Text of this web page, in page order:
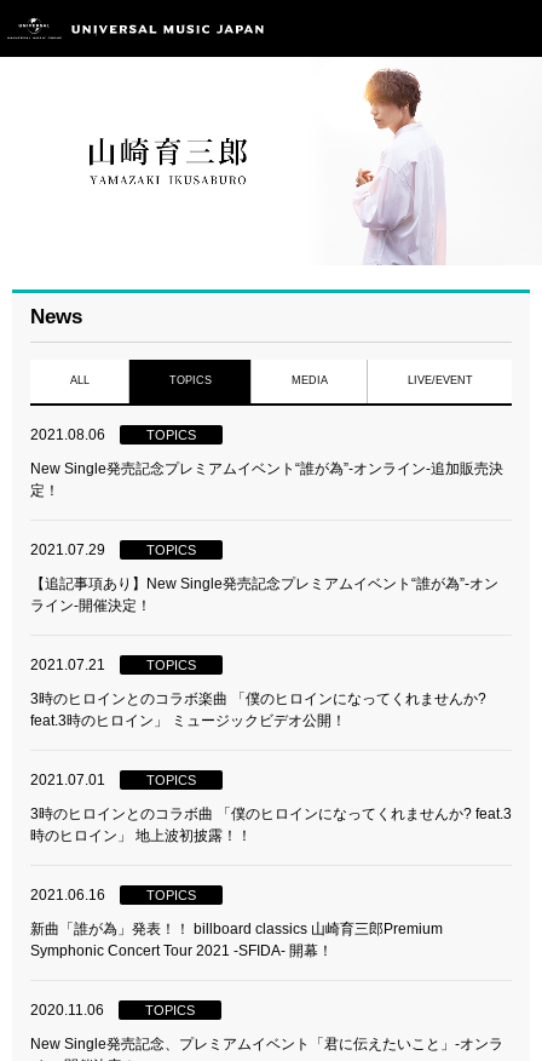
News
ALL TOPICS MEDIA LIVE/EVENT
2021.08.06 TOPICS
New Single発売記念プレミアムイベント“誰が為”-オンライン-追加販売決
定！
2021.07.29 TOPICS
【追記事項あり】New Single発売記念プレミアムイベント“誰が為”-オン
ライン-開催決定！
2021.07.21 TOPICS
3時のヒロインとのコラボ楽曲 「僕のヒロインになってくれませんか?
feat.3時のヒロイン」 ミュージックビデオ公開！
2021.07.01 TOPICS
3時のヒロインとのコラボ曲 「僕のヒロインになってくれませんか? feat.3
時のヒロイン」 地上波初披露！！
2021.06.16 TOPICS
新曲「誰が為」発表！！ billboard classics 山崎育三郎Premium
Symphonic Concert Tour 2021 -SFIDA- 開幕！
2020.11.06 TOPICS
New Single発売記念、プレミアムイベント「君に伝えたいこと」-オンラ